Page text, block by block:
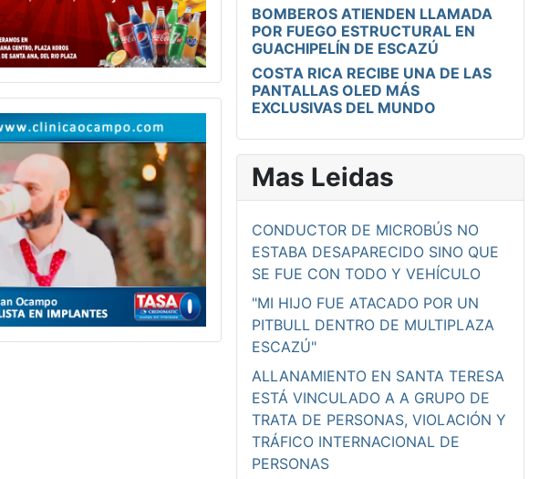
BOMBEROS ATIENDEN LLAMADA
POR FUEGO ESTRUCTURAL EN
GUACHIPELÍN DE ESCAZÚ
COSTA RICA RECIBE UNA DE LAS
PANTALLAS OLED MÁS
EXCLUSIVAS DEL MUNDO
Mas Leidas
CONDUCTOR DE MICROBÚS NO
ESTABA DESAPARECIDO SINO QUE
SE FUE CON TODO Y VEHÍCULO
"MI HIJO FUE ATACADO POR UN
PITBULL DENTRO DE MULTIPLAZA
ESCAZÚ"
ALLANAMIENTO EN SANTA TERESA
ESTÁ VINCULADO A A GRUPO DE
TRATA DE PERSONAS, VIOLACIÓN Y
TRÁFICO INTERNACIONAL DE
PERSONAS